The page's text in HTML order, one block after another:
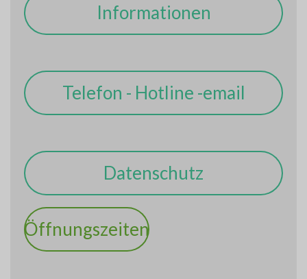
Informationen
Telefon - Hotline -email
Datenschutz
Öffnungszeiten